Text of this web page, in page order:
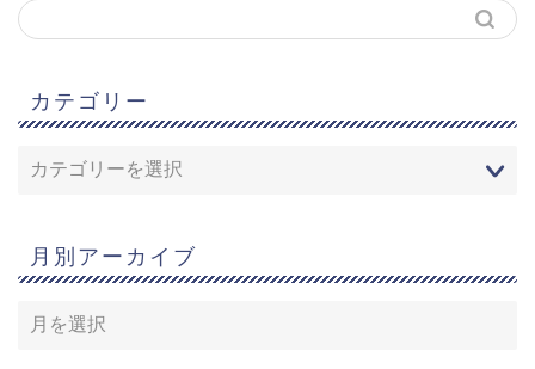
カテゴリー
月別アーカイブ